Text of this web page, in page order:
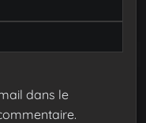
dans le